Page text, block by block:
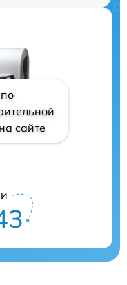
сайте